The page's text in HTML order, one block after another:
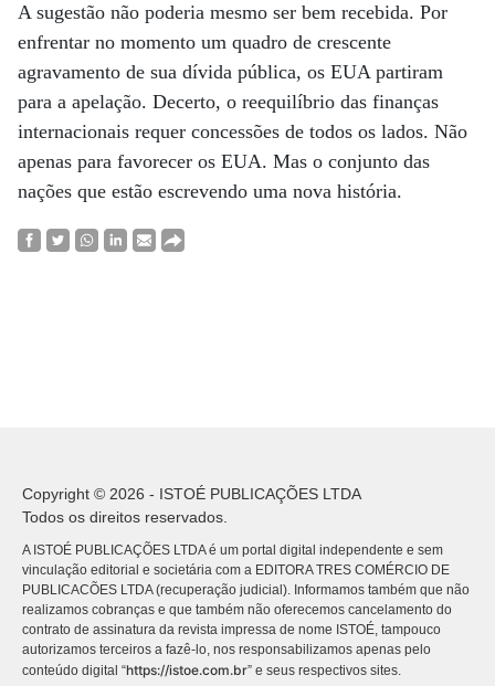
A sugestão não poderia mesmo ser bem recebida. Por
enfrentar no momento um quadro de crescente
agravamento de sua dívida pública, os EUA partiram
para a apelação. Decerto, o reequilíbrio das finanças
internacionais requer concessões de todos os lados. Não
apenas para favorecer os EUA. Mas o conjunto das
nações que estão escrevendo uma nova história.
Copyright © 2026 - ISTOÉ PUBLICAÇÕES LTDA
Todos os direitos reservados.
A ISTOÉ PUBLICAÇÕES LTDA é um portal digital independente e sem
vinculação editorial e societária com a EDITORA TRES COMÉRCIO DE
PUBLICACÕES LTDA (recuperação judicial). Informamos também que não
realizamos cobranças e que também não oferecemos cancelamento do
contrato de assinatura da revista impressa de nome ISTOÉ, tampouco
autorizamos terceiros a fazê-lo, nos responsabilizamos apenas pelo
conteúdo digital “https://istoe.com.br” e seus respectivos sites.